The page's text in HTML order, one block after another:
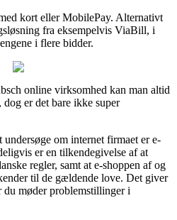
kort eller MobilePay. Alternativt
fra eksempelvis ViaBill, i
i flere bidder.
online virksomhed kan man altid
dog er det bare ikke super
om internet firmaet er e-
er en tilkendegivelse af at
regler, samt at e-shoppen af og
til de gældende love. Det giver
møder problemstillinger i